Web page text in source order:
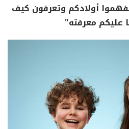
أولادكم وتعرفون كيف
عليكم معرفته"